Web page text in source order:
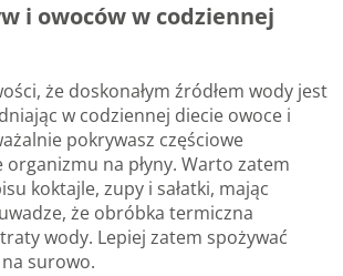
i owoców w codziennej
że doskonałym źródłem wody jest
w codziennej diecie owoce i
pokrywasz częściowe
na płyny. Warto zatem
koktajle, zupy i sałatki, mając
że obróbka termiczna
wody. Lepiej zatem spożywać
surowo.